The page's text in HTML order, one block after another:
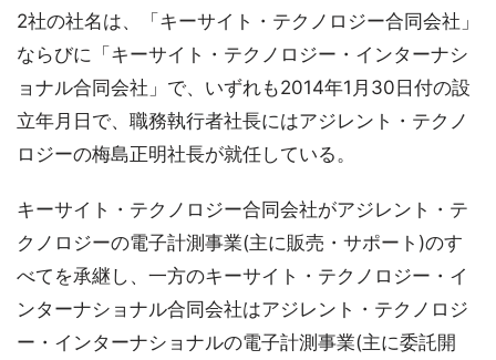
2社の社名は、「キーサイト・テクノロジー合同会社」
ならびに「キーサイト・テクノロジー・インターナシ
ョナル合同会社」で、いずれも2014年1月30日付の設
立年月日で、職務執行者社長にはアジレント・テクノ
ロジーの梅島正明社長が就任している。
キーサイト・テクノロジー合同会社がアジレント・テ
クノロジーの電子計測事業(主に販売・サポート)のす
べてを承継し、一方のキーサイト・テクノロジー・イ
ンターナショナル合同会社はアジレント・テクノロジ
ー・インターナショナルの電子計測事業(主に委託開